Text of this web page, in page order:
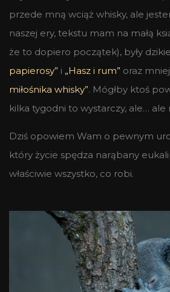
przede mną wciąż whisky, ale
naszej ery, tekstu mam na małą
że to dopiero początek), były
papierosy” i „Hasz i rum” oraz
miłośnika whisky”. Mógłby ktoś
kilka tygodni to wystarczy, ale… ale
Dziś opowiem Wam o pewnym
który życie spędza narąbany
właściwie wszystko, co robi.